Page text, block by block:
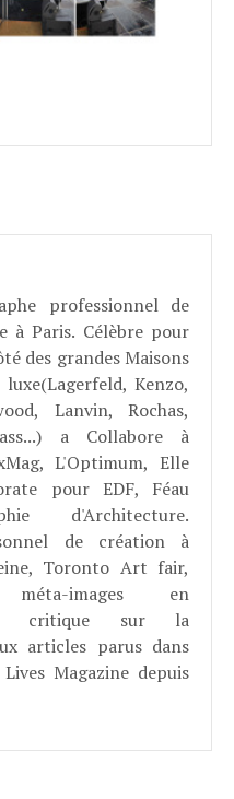
professionnel de
à Paris. Célèbre pour
des grandes Maisons
Kenzo,
Lanvin, Rochas,
a Collabore à
L'Optimum, Elle
pour EDF, Féau
d'Architecture.
de création à
Toronto Art fair,
images en
critique sur la
articles parus dans
Magazine depuis